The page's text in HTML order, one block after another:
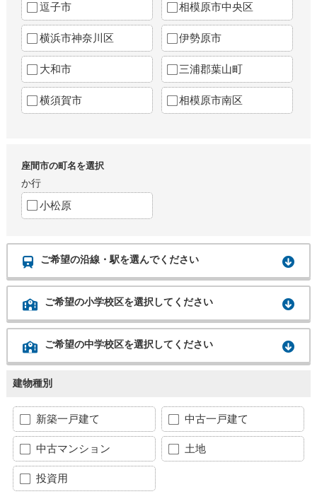
逗子市 相模原市中央区
横浜市神奈川区 伊勢原市
大和市 三浦郡葉山町
横須賀市 相模原市南区
座間市の町名を選択
か行
小松原
ご希望の沿線・駅を選んでください
ご希望の小学校区を選択してください
ご希望の中学校区を選択してください
建物種別
新築一戸建て 中古一戸建て
中古マンション 土地
投資用